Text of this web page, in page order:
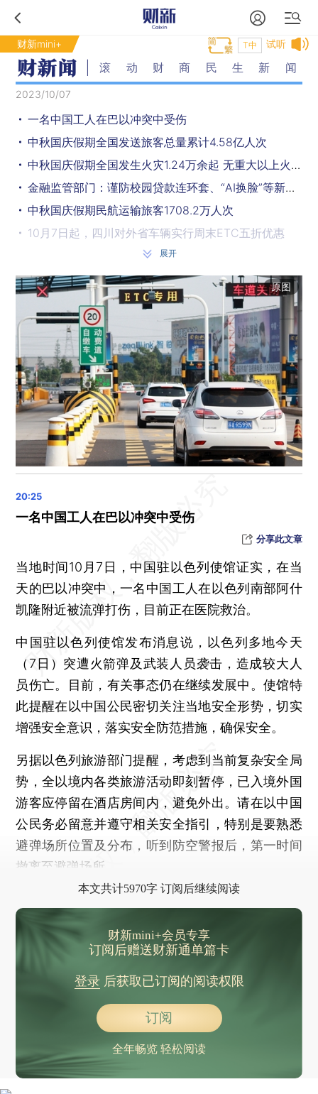
财新mini+ 试听
T中
滚动财商民生新闻
2023/10/07
一名中国工人在巴以冲突中受伤
中秋国庆假期全国发送旅客总量累计4.58亿人次
中秋国庆假期全国发生火灾1.24万余起 无重大以上火灾事故
金融监管部门：谨防校园贷款连环套、“AI换脸”等新型诈骗手段
中秋国庆假期民航运输旅客1708.2万人次
10月7日起，四川对外省车辆实行周末ETC五折优惠
中秋国庆档总票房超27亿
中秋国庆假期全国铁路累计发送旅客已超1.6亿人次
中秋国庆假期日均147.7万人次出入境
中秋国庆北京接待游客1187.9万人次，游客在京人均花费1310.6元
中秋国庆假期全国营业性演出票房收入20.05亿元
杭州亚运会：10月6日再夺8金，中国已获187金104银62铜
展开
原图
一名中国工人在巴以冲突中受伤
分享此文章
当地时间10月7日，中国驻以色列使馆证实，在当
天的巴以冲突中，一名中国工人在以色列南部阿什
凯隆附近被流弹打伤，目前正在医院救治。
中国驻以色列使馆发布消息说，以色列多地今天
（7日）突遭火箭弹及武装人员袭击，造成较大人
员伤亡。目前，有关事态仍在继续发展中。使馆特
此提醒在以中国公民密切关注当地安全形势，切实
增强安全意识，落实安全防范措施，确保安全。
另据以色列旅游部门提醒，考虑到当前复杂安全局
势，全以境内各类旅游活动即刻暂停，已入境外国
游客应停留在酒店房间内，避免外出。请在以中国
公民务必留意并遵守相关安全指引，特别是要熟悉
避弹场所位置及分布，听到防空警报后，第一时间
撤离至避弹场所。
本文共计5970字 订阅后继续阅读
财新mini+会员专享
订阅后赠送财新通单篇卡
登录后获取已订阅的阅读权限
订阅
全年畅览 轻松阅读